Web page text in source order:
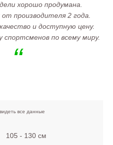
хорошо продумана.
производителя 2 года.
и доступную цену.
спортсменов по всему миру.
105 - 130 см